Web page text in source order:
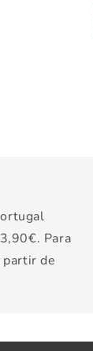
Para
de